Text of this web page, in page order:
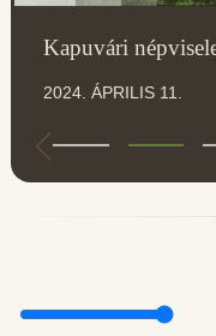
Kapuvári
2024. ÁPRILIS 11.